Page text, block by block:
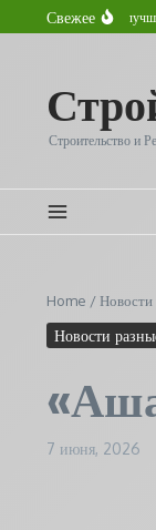
Перейти к содержанию
Свежее
в Астане: лучшие места
Строительство и
Home /Новости
Новости
7 июня, 2026